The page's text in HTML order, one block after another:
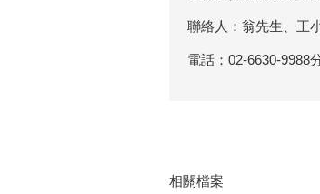
聯絡人：翁先生、王
電話：02-6630-9988
相關檔案